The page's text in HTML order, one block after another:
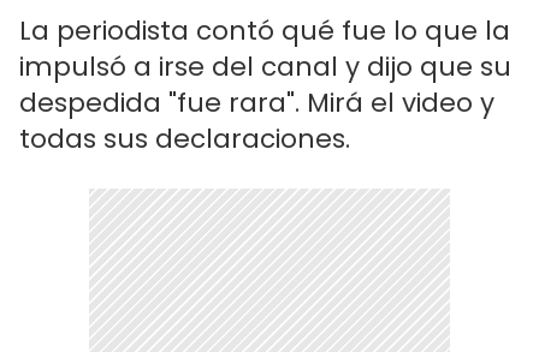
La periodista contó qué fue lo que la
impulsó a irse del canal y dijo que su
despedida "fue rara". Mirá el video y
todas sus declaraciones.